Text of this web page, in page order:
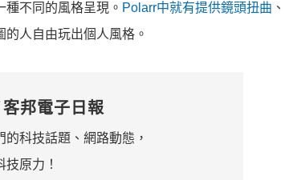
不同的風格呈現。 Polarr中就有提供鏡頭扭曲 、
人自由玩出個人風格。
邦電子日報
的科技話題、網路動態，
技原力！